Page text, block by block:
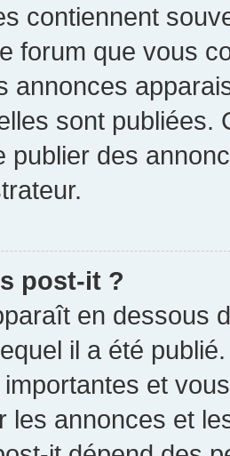
contiennent
forum que vous
annonces
sont publiées.
publier des
post-it ?
en dessous
il a été
et
les annonces et